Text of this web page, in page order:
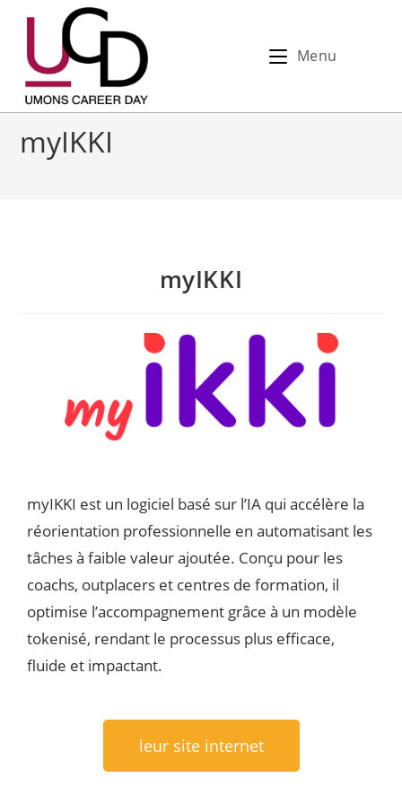
Menu
myIKKI
myIKKI
myIKKI est un logiciel basé sur l’IA qui accélère la
réorientation professionnelle en automatisant les
tâches à faible valeur ajoutée. Conçu pour les
coachs, outplacers et centres de formation, il
optimise l’accompagnement grâce à un modèle
tokenisé, rendant le processus plus efficace,
fluide et impactant.
leur site internet